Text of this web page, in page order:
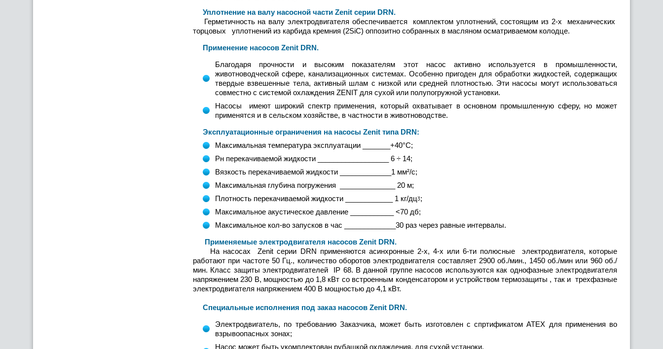
Уплотнение на валу насосной части Zenit серии DRN.
Герметичность на валу электродвигателя обеспечивается комплектом уплотнений, состоящим из 2-х механических
торцовых уплотнений из карбида кремния (2SiC) оппозитно собранных в масляном осматриваемом колодце.
Применение насосов Zenit DRN.
Благодаря прочности и высоким показателям этот насос активно используется в промышленности,
животноводческой сфере, канализационных системах. Особенно пригоден для обработки жидкостей, содержащих
твердые взвешенные тела, активный шлам с низкой или средней плотностью. Эти насосы могут использоваться
совместно с системой охлаждения ZENIT для сухой или полупогружной установки.
Насосы имеют широкий спектр применения, который охватывает в основном промышленную сферу, но может
применятся и в сельском хозяйстве, в частности в животноводстве.
Эксплуатационные ограничения на насосы Zenit типа DRN:
Максимальная температура эксплуатации _______+40°С;
Рн перекачиваемой жидкости __________________ 6 ÷ 14;
Вязкость перекачиваемой жидкости _____________1 мм²/с;
Максимальная глубина погружения ______________ 20 м;
Плотность перекачиваемой жидкости ____________ 1 кг/дцᶾ;
Максимальное акустическое давление ___________ <70 дб;
Максимальное кол-во запусков в час _____________30 раз через равные интервалы.
Применяемые электродвигателя насосов Zenit DRN.
На насосах Zenit серии DRN применяются асинхронные 2-х, 4-х или 6-ти полюсные электродвигателя, которые
работают при частоте 50 Гц., количество оборотов электродвигателя составляет 2900 об./мин., 1450 об./мин или 960 об./
мин. Класс защиты электродвигателей IP 68. В данной группе насосов используются как однофазные электродвигателя
напряжением 230 В, мощностью до 1,8 кВт со встроенным конденсатором и устройством термозащиты , так и трехфазные
электродвигателя напряжением 400 В мощностью до 4,1 кВт.
Специальные исполнения под заказ насосов Zenit DRN.
Электродвигатель, по требованию Заказчика, может быть изготовлен с спртификатом ATEX для применения во
взрывоопасных зонах;
Насос может быть укомплектован рубашкой охлаждения, для сухой устаноки.